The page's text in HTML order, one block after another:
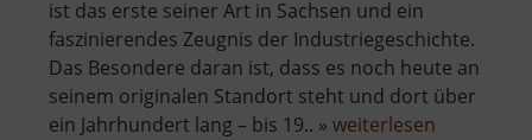
ist das erste seiner Art in Sachsen und ein
faszinierendes Zeugnis der Industriegeschichte.
Das Besondere daran ist, dass es noch heute an
seinem originalen Standort steht und dort über
ein Jahrhundert lang – bis 19.. » weiterlesen